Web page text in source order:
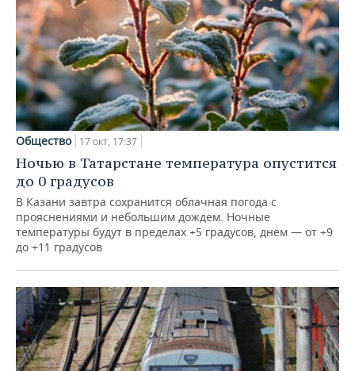
Общество 17 окт, 17:37
Ночью в Татарстане температура опустится
до 0 градусов
В Казани завтра сохранится облачная погода с
прояснениями и небольшим дождем. Ночные
температуры будут в пределах +5 градусов, днем — от +9
до +11 градусов